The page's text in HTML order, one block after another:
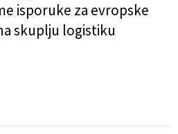
isporuke za evropske
skuplju logistiku